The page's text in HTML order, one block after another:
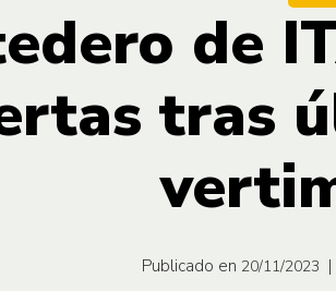
de
tras
Publicado en 20/11/2023